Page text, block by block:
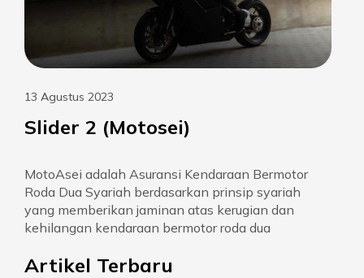
13 Agustus 2023
Slider 2 (Motosei)
MotoAsei adalah Asuransi Kendaraan Bermotor
Roda Dua Syariah berdasarkan prinsip syariah
yang memberikan jaminan atas kerugian dan
kehilangan kendaraan bermotor roda dua
Artikel Terbaru